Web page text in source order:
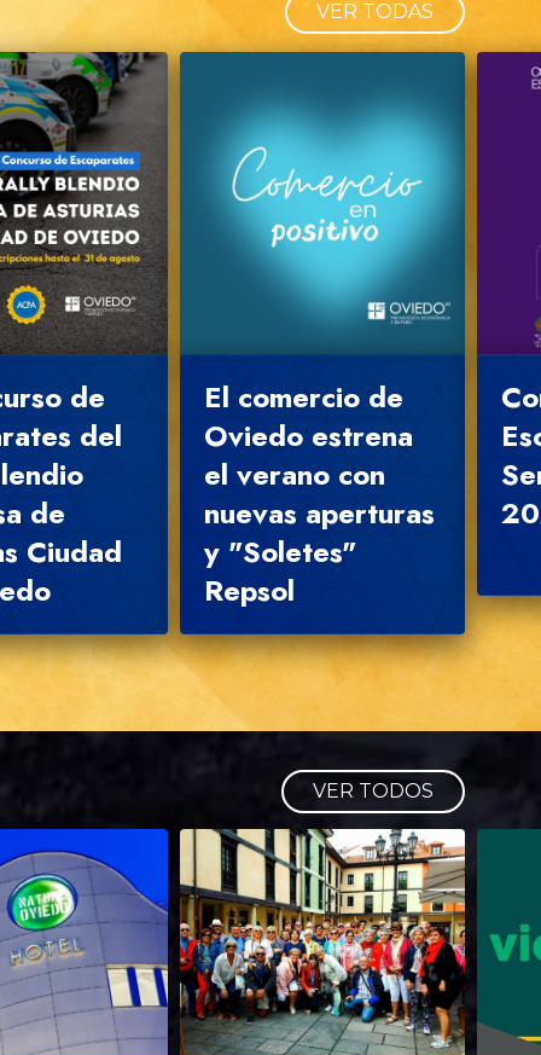
VER TODAS
de
del
de
Ciudad
El comercio de
Oviedo estrena
el verano con
nuevas aperturas
y "Soletes"
Repsol
VER TODOS